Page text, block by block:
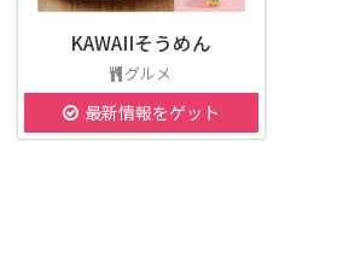
KAWAIIそうめん
グルメ
最新情報をゲット